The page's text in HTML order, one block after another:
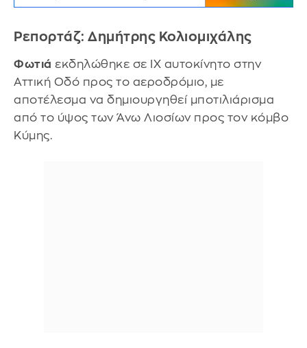
Ρεπορτάζ: Δημήτρης Κολιομιχάλης
Φωτιά εκδηλώθηκε σε ΙΧ αυτοκίνητο στην
Αττική Οδό προς το αεροδρόμιο, με
αποτέλεσμα να δημιουργηθεί μποτιλιάρισμα
από το ύψος των Άνω Λιοσίων προς τον κόμβο
Κύμης.